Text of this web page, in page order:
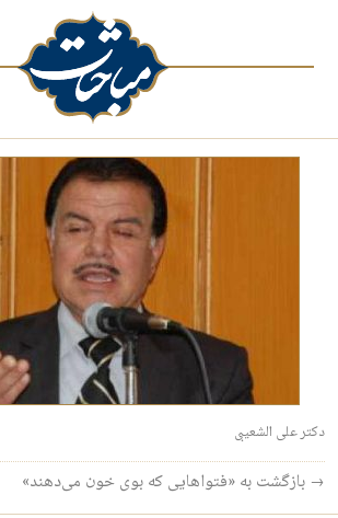
دکتر علی الشعیبی
→ بازگشت به «فتواهایی که بوی خون می‌دهند»